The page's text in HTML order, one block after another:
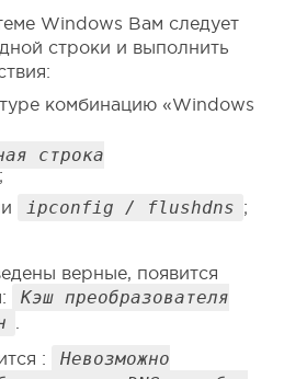
Windows Вам следует
строки и выполнить
комбинацию «Windows
строка
;
ipconfig / flushdns ;
верные, появится
Кэш преобразователя
:
Невозможно